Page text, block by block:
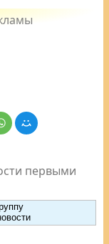
первыми